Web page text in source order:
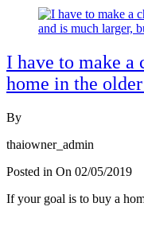
I have to make a
home in the
By
thaiowner_admin
Posted in On 02/05/2019
If your goal is to buy a